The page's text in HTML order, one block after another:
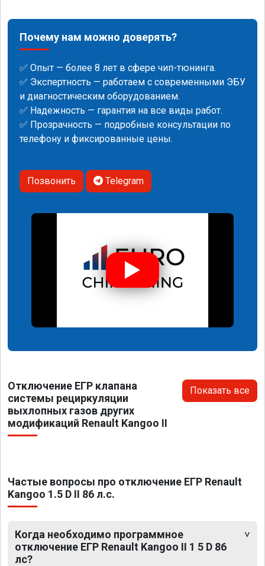
Почему нам можно доверять?
✅ Опыт — более 8 лет в сфере чип-тюнинга.
✅ Экспертность — работаем с современными ЭБУ
и диагностическим оборудованием.
✅ Надежность — гарантия на все виды работ.
✅ Прозрачность — подробные консультации по
телефону и фиксированные цены.
Позвонить Telegram
Отключение ЕГР клапана
системы рециркуляции
выхлопных газов других
модификаций Renault Kangoo II
Показать все
Частые вопросы про отключение ЕГР Renault
Kangoo 1.5 D II 86 л.с.
Когда необходимо программное
отключение ЕГР Renault Kangoo II 1 5 D 86
лс?